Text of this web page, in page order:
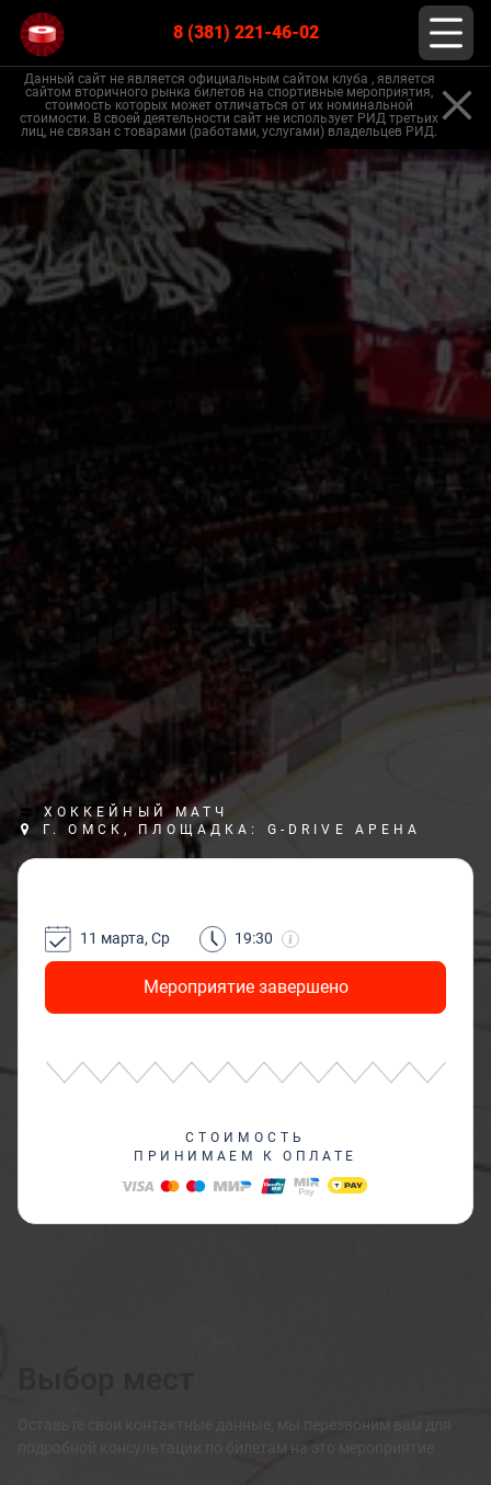
8 (381) 221-46-02
Данный сайт не является официальным сайтом клуба , является
сайтом вторичного рынка билетов на спортивные мероприятия,
стоимость которых может отличаться от их номинальной
стоимости. В своей деятельности сайт не использует РИД третьих
лиц, не связан с товарами (работами, услугами) владельцев РИД.
ХОККЕЙНЫЙ МАТЧ
Г. ОМСК, ПЛОЩАДКА: G-DRIVE АРЕНА
Мероприятие завершено
11 марта, Ср 19:30
СТОИМОСТЬ
ПРИНИМАЕМ К ОПЛАТЕ
Оставьте свои контактные данные, мы перезвоним вам для
подробной консультации по билетам на это мероприятие